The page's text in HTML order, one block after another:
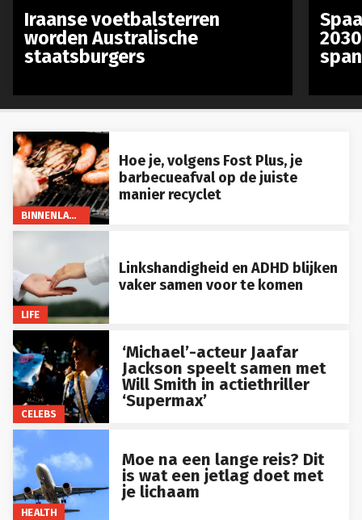
BINNENLAND
Hoe je, volgens Fost Plus, je
barbecueafval op de juiste
manier recyclet
LIFE
Linkshandigheid en ADHD blijken
vaker samen voor te komen
CELEBS
‘Michael’-acteur Jaafar
Jackson speelt samen met
Will Smith in actiethriller
‘Supermax’
HEALTH
Moe na een lange reis? Dit
is wat een jetlag doet met
je lichaam
Iraanse voetbalsterren
worden Australische
staatsburgers